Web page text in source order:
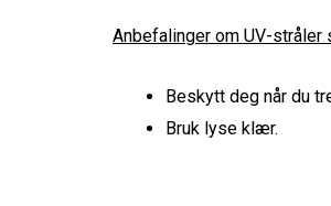
Anbefalinger om UV-
Beskytt deg når du
Bruk lyse klær.